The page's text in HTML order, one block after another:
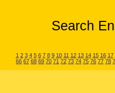
Search
1 2 3 4 5 6 7 8 9 10 11 12 13 14 15 16 17
66 67 68 69 70 71 72 73 74 75 76 77 78